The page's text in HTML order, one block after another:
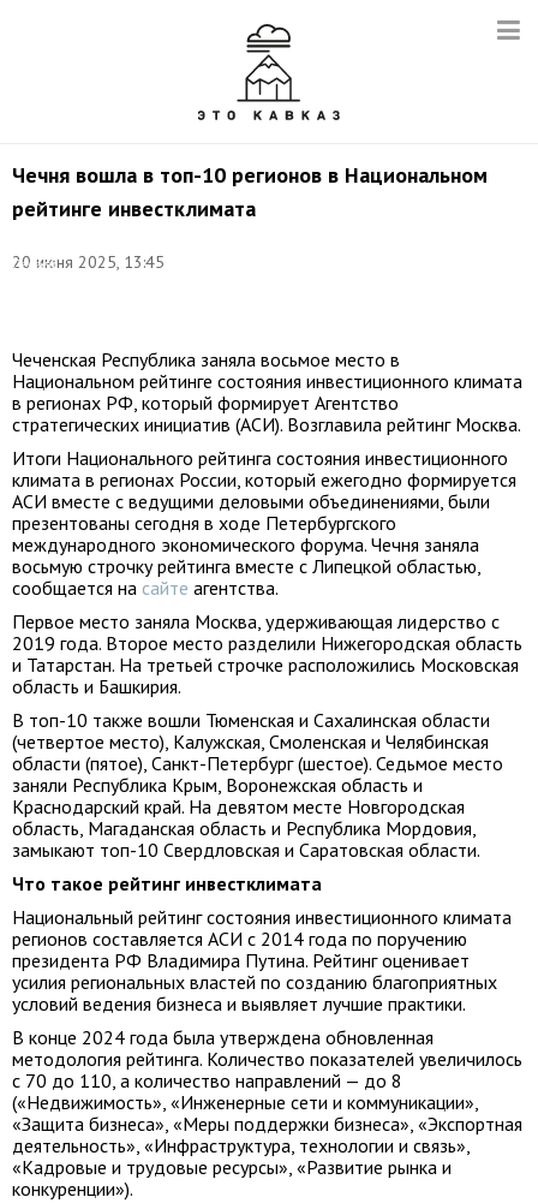
Чечня вошла в топ-10 регионов в Национальном
рейтинге инвестклимата
20 июня 2025, 13:45
Сергей
Чеченская Республика заняла восьмое место в
Национальном рейтинге состояния инвестиционного климата
в регионах РФ, который формирует Агентство
стратегических инициатив (АСИ). Возглавила рейтинг Москва.
Итоги Национального рейтинга состояния инвестиционного
климата в регионах России, который ежегодно формируется
АСИ вместе с ведущими деловыми объединениями, были
презентованы сегодня в ходе Петербургского
международного экономического форума. Чечня заняла
восьмую строчку рейтинга вместе с Липецкой областью,
сообщается на сайте агентства.
Первое место заняла Москва, удерживающая лидерство с
2019 года. Второе меcто разделили Нижегородская область
и Татарстан. На третьей строчке расположились Московская
область и Башкирия.
В топ-10 также вошли Тюменская и Сахалинская области
(четвертое место), Калужская, Смоленская и Челябинская
области (пятое), Санкт-Петербург (шестое). Седьмое место
заняли Республика Крым, Воронежская область и
Краснодарский край. На девятом месте Новгородская
область, Магаданская область и Республика Мордовия,
замыкают топ-10 Свердловская и Саратовская области.
Что такое рейтинг инвестклимата
Национальный рейтинг состояния инвестиционного климата
регионов составляется АСИ с 2014 года по поручению
президента РФ Владимира Путина. Рейтинг оценивает
усилия региональных властей по созданию благоприятных
условий ведения бизнеса и выявляет лучшие практики.
В конце 2024 года была утверждена обновленная
методология рейтинга. Количество показателей увеличилось
с 70 до 110, а количество направлений — до 8
(«Недвижимость», «Инженерные сети и коммуникации»,
«Защита бизнеса», «Меры поддержки бизнеса», «Экспортная
деятельность», «Инфраструктура, технологии и связь»,
«Кадровые и трудовые ресурсы», «Развитие рынка и
конкуренции»).